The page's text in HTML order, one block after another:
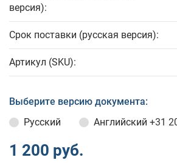
версия):
Срок поставки (русская версия):
Артикул (SKU):
Выберите версию документа:
Русский
Английский +31
1 200 руб.